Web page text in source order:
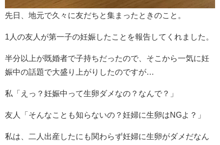
先日、地元で久々に友だちと集まったときのこと。
1人の友人が第一子の妊娠したことを報告してくれました。
半分以上が既婚者で子持ちだったので、そこから一気に妊
娠中の話題で大盛り上がりしたのですが…
私「えっ？妊娠中って生卵ダメなの？なんで？」
友人「そんなことも知らないの？妊婦に生卵はNGよ？」
私は、二人出産したにも関わらず妊婦に生卵がダメだなん